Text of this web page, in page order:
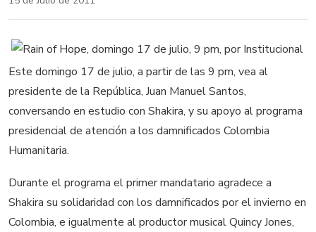
Este domingo 17 de julio, a partir de las 9 pm, vea al
presidente de la República, Juan Manuel Santos,
conversando en estudio con Shakira, y su apoyo al programa
presidencial de atención a los damnificados Colombia
Humanitaria.
Durante el programa el primer mandatario agradece a
Shakira su solidaridad con los damnificados por el invierno en
Colombia, e igualmente al productor musical Quincy Jones,